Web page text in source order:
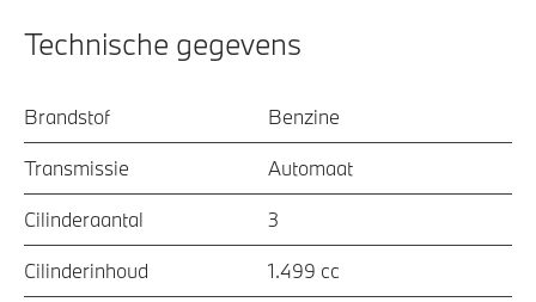
Technische gegevens
Brandstof Benzine
Transmissie Automaat
Cilinderaantal 3
Cilinderinhoud 1.499 cc